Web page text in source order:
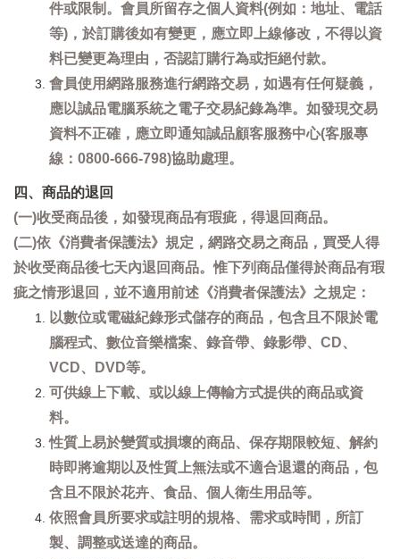
件或限制。會員所留存之個人資料(例如：地址、電話
等)，於訂購後如有變更，應立即上線修改，不得以資
料已變更為理由，否認訂購行為或拒絕付款。
會員使用網路服務進行網路交易，如遇有任何疑義，
應以誠品電腦系統之電子交易紀錄為準。如發現交易
資料不正確，應立即通知誠品顧客服務中心(客服專
線：0800-666-798)協助處理。
四、商品的退回
(一)收受商品後，如發現商品有瑕疵，得退回商品。
(二)依《消費者保護法》規定，網路交易之商品，買受人得
於收受商品後七天內退回商品。惟下列商品僅得於商品有瑕
疵之情形退回，並不適用前述《消費者保護法》之規定：
以數位或電磁紀錄形式儲存的商品，包含且不限於電
腦程式、數位音樂檔案、錄音帶、錄影帶、CD、
VCD、DVD等。
可供線上下載、或以線上傳輸方式提供的商品或資
料。
性質上易於變質或損壞的商品、保存期限較短、解約
時即將逾期以及性質上無法或不適合退還的商品，包
含且不限於花卉、食品、個人衛生用品等。
依照會員所要求或註明的規格、需求或時間，所訂
製、調整或送達的商品。